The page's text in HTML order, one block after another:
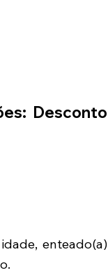
: Desconto
enteado(a)